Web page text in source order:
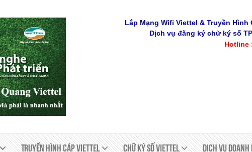
Lắp Mạng Wifi Viettel & Truyền
Dịch vụ đăng ký chữ ký số
Hotline
Truyền Hình Cáp Viettel Chữ ký số viettel Dịch Vụ